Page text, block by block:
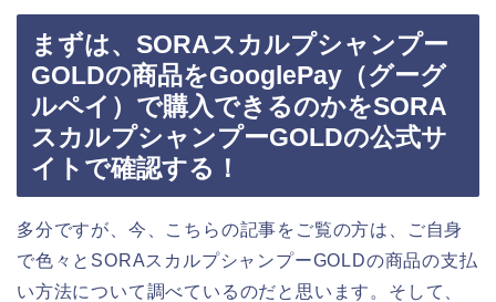
まずは、SORAスカルプシャンプー
GOLDの商品をGooglePay（グーグ
ルペイ）で購入できるのかをSORA
スカルプシャンプーGOLDの公式サ
イトで確認する！
多分ですが、今、こちらの記事をご覧の方は、ご自身
で色々とSORAスカルプシャンプーGOLDの商品の支払
い方法について調べているのだと思います。そして、